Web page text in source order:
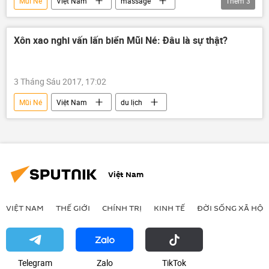
Rosatom
phương Tây
Pháp luật
Du lịch
Tô Lâm nhập khẩu
Thời sự
công an Bình Thuận
Xôn xao nghi vấn lấn biển Mũi Né: Đâu là sự thật?
3 Tháng Sáu 2017, 17:02
Mũi Né Việt Nam du lịch
Việt Nam
VIỆT NAM THẾ GIỚI CHÍNH TRỊ KINH TẾ ĐỜI SỐNG XÃ HỘI
Telegram Zalo ТikТоk